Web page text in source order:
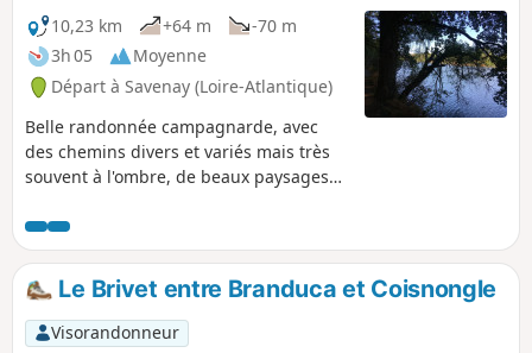
10,23 km
+64 m
-70 m
3h 05
Moyenne
Départ à Savenay (Loire-Atlantique)
Belle randonnée campagnarde, avec
des chemins divers et variés mais très
souvent à l'ombre, de beaux paysages
spectacle du Lac de la Vallée Mabille.
Le Brivet entre Branduca et Coisnongle
Visorandonneur